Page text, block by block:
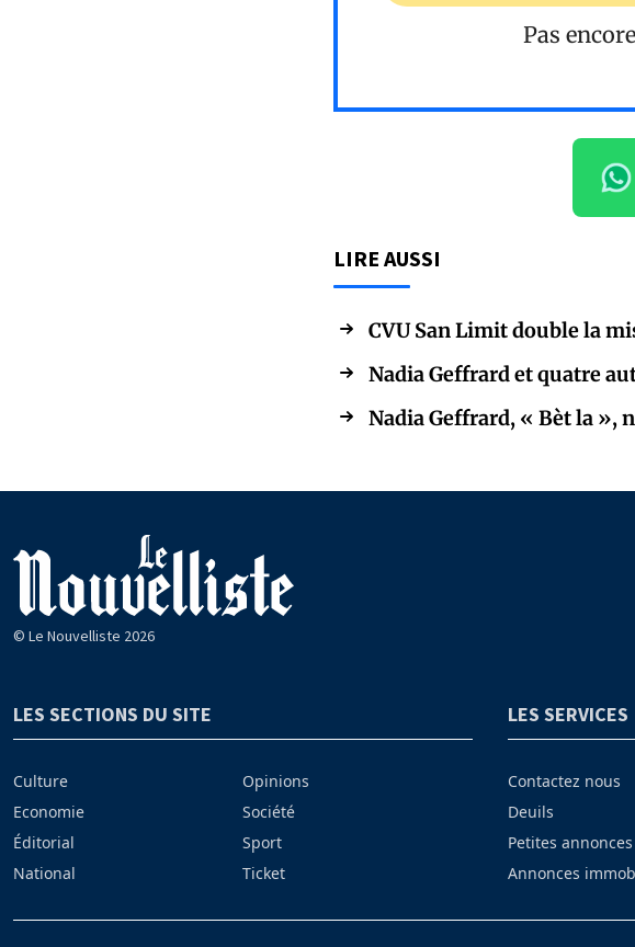
Pas
LIRE AUSSI
CVU San Limit double la
Nadia Geffrard et quatre
Nadia Geffrard, « Bèt la
© Le Nouvelliste 2026
LES SECTIONS DU SITE
Culture
Economie
Éditorial
National
Opinions
Société
Sport
Ticket
LES SERVICES
Contactez nous
Deuils
Petites annonces
Annonces